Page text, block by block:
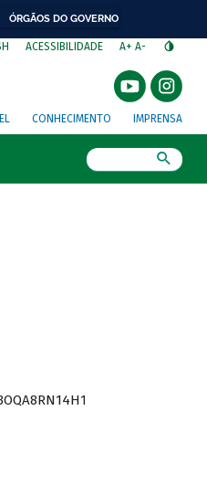
ÓRGÃOS DO GOVERNO
ACESSIBILIDADE A+ A-
CONHECIMENTO IMPRENSA